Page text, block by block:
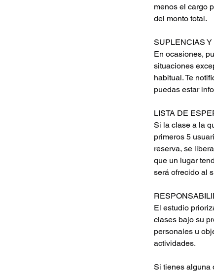
menos el cargo
del monto total.
SUPLENCIAS
En ocasiones,
situaciones
habitual. Te
puedas estar
LISTA DE
Si la clase a la
primeros 5
reserva, se
que un lugar
será ofrecido al
El estudio
clases bajo su
personales u
actividades.
Si tienes alguna